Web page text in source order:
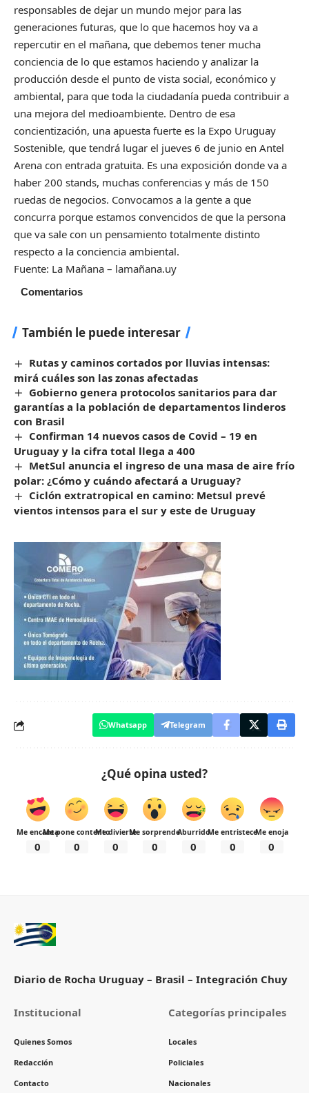
responsables de dejar un mundo mejor para las
generaciones futuras, que lo que hacemos hoy va a
repercutir en el mañana, que debemos tener mucha
conciencia de lo que estamos haciendo y analizar la
producción desde el punto de vista social, económico y
ambiental, para que toda la ciudadanía pueda contribuir a
una mejora del medioambiente. Dentro de esa
concientización, una apuesta fuerte es la Expo Uruguay
Sostenible, que tendrá lugar el jueves 6 de junio en Antel
Arena con entrada gratuita. Es una exposición donde va a
haber 200 stands, muchas conferencias y más de 150
ruedas de negocios. Convocamos a la gente a que
concurra porque estamos convencidos de que la persona
que va sale con un pensamiento totalmente distinto
respecto a la conciencia ambiental.
Fuente: La Mañana – lamañana.uy
Comentarios
También le puede interesar
Rutas y caminos cortados por lluvias intensas:
mirá cuáles son las zonas afectadas
Gobierno genera protocolos sanitarios para dar
garantías a la población de departamentos linderos
con Brasil
Confirman 14 nuevos casos de Covid – 19 en
Uruguay y la cifra total llega a 400
MetSul anuncia el ingreso de una masa de aire frío
polar: ¿Cómo y cuándo afectará a Uruguay?
Ciclón extratropical en camino: Metsul prevé
vientos intensos para el sur y este de Uruguay
Whatsapp Telegram
¿Qué opina usted?
Me encanta
0
Me pone contento
0
Me divierte
0
Me sorprende
0
Aburrido
0
Me entristece
0
Me enoja
0
Diario de Rocha Uruguay – Brasil – Integración Chuy
Institucional
Quienes Somos
Redacción
Contacto
Categorías principales
Locales
Policiales
Nacionales